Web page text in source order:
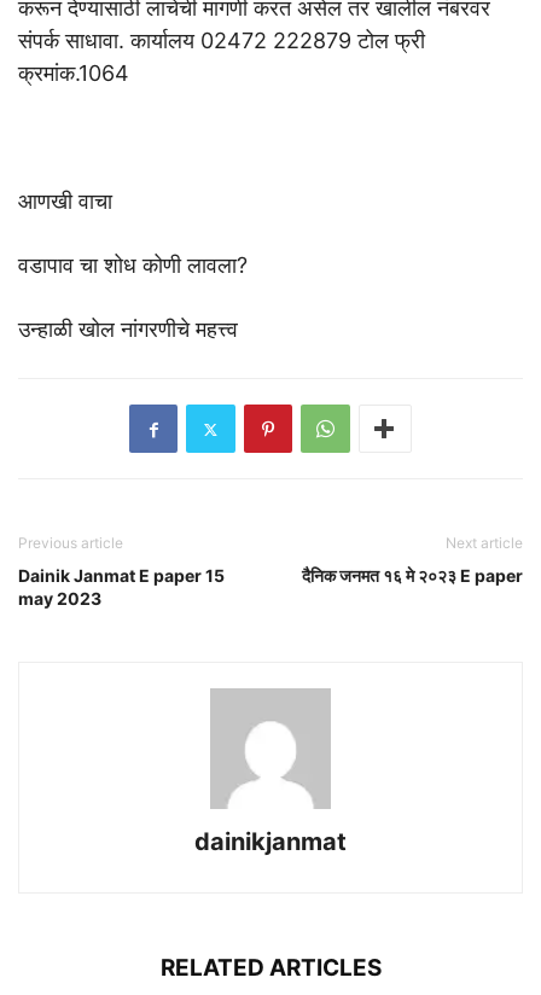
करून देण्यासाठी लाचेची मागणी करत असेल तर खालील नंबरवर
संपर्क साधावा. कार्यालय 02472 222879 टोल फ्री
क्रमांक.1064
आणखी वाचा
वडापाव चा शोध कोणी लावला?
उन्हाळी खोल नांगरणीचे महत्त्व
Previous article
Dainik Janmat E paper 15
may 2023
Next article
दैनिक जनमत १६ मे २०२३ E paper
dainikjanmat
RELATED ARTICLES